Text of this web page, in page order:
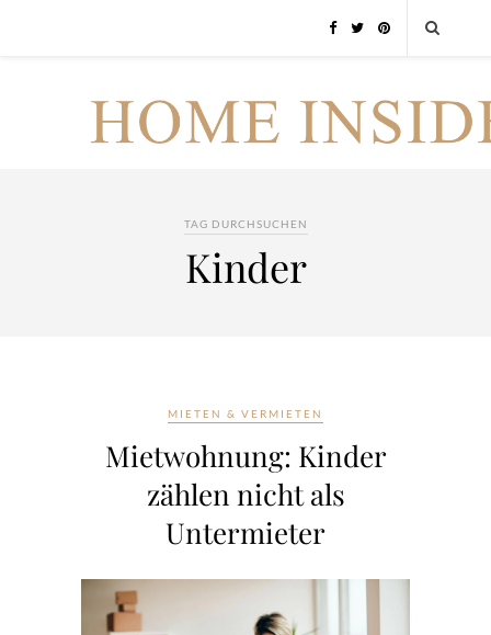
TAG DURCHSUCHEN
Kinder
MIETEN & VERMIETEN
Mietwohnung: Kinder
zählen nicht als
Untermieter